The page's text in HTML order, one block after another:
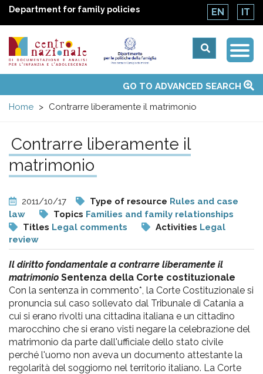
Department for family policies EN IT
Centro
nazionale
di
Documentazione
e
analisi
pr
l'infanzia
e
l'adolescenza
menuTopics
Activities
UN Convention
National ObservatoriesGO TO ADVANCED SEARCH
Home
Contrarre liberamente il matrimonio
Contrarre liberamente il
matrimonio
2011/10/17 Type of resource Rules and case
law
Topics Families and family relationships
Titles Legal comments Activities Legal
review
Il diritto fondamentale a contrarre liberamente il
matrimonio Sentenza della Corte costituzionale
Con la sentenza in commento*, la Corte Costituzionale si
pronuncia sul caso sollevato dal Tribunale di Catania a
cui si erano rivolti una cittadina italiana e un cittadino
marocchino che si erano visti negare la celebrazione del
matrimonio da parte dall'ufficiale dello stato civile
perché l'uomo non aveva un documento attestante la
regolarità del soggiorno nel territorio italiano. La Corte